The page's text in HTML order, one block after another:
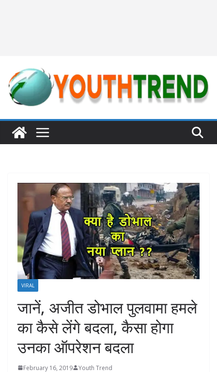
VIRAL
जानें, अजीत डोभाल पुलवामा हमले
का कैसे लेंगे बदला, कैसा होगा
उनका ऑपरेशन बदला
February 16, 2019 Youth Trend